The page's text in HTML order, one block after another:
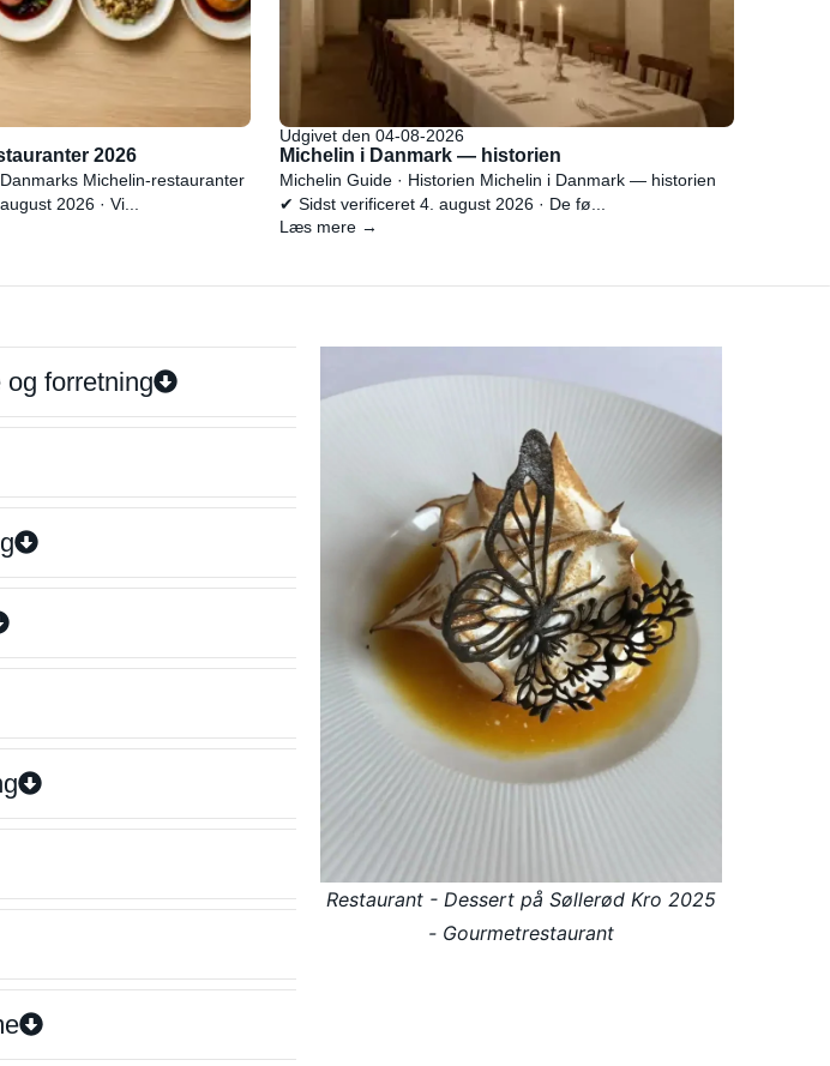
2026
Michelin-restauranter
2026 · Vi...
Udgivet den 04-08-2026
Michelin i Danmark — historien
Michelin Guide · Historien Michelin i Danmark — historien
✔ Sidst verificeret 4. august 2026 · De fø...
Læs mere →
forretning
Restaurant - Dessert på Søllerød Kro 2025
- Gourmetrestaurant